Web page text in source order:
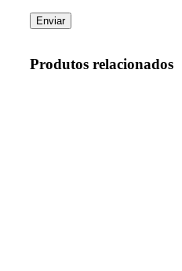
Produtos relacionados